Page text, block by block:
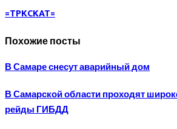
=TPKCKAT=
Похожие посты
В Самаре снесут аварийный дом
В Самарской области проходят
рейды ГИБДД